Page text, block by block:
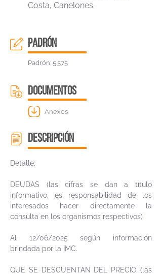
Costa, Canelones.
padrón
Padrón: 5.575
DOCUMENTOS
Anexos
descripción
Detalle:
DEUDAS (las cifras se dan a título
informativo, es responsabilidad de los
interesados hacer directamente la
consulta en los organismos respectivos)
Al 12/06/2025 según información
brindada por la IMC.
QUE SE DESCUENTAN DEL PRECIO (las